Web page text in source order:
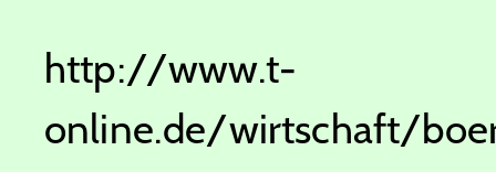
http://www.t-
online.de/wirtschaft/